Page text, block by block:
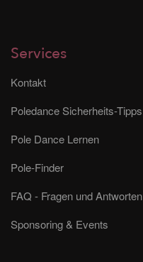
Services
Kontakt
Poledance Sicherheits-Tipps
Pole Dance Lernen
Pole-Finder
FAQ - Fragen und Antworten
Sponsoring & Events